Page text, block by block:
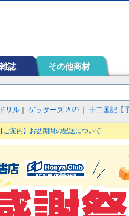
雑誌 その他商材
リル ゲッターズ 2027 十二国記【
【ご案内】お盆期間の配送について